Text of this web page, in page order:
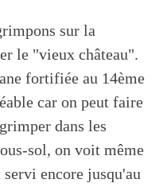
sur la
le "vieux château".
fortifiée au 14ème
car on peut faire
dans les
sol, on voit même
encore jusqu'au